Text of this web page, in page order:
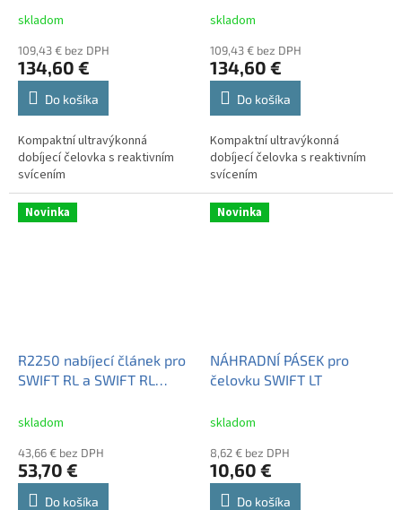
skladom
109,43 € bez DPH
134,60 €
Do košíka
Kompaktní ultravýkonná
dobíjecí čelovka s reaktivním
svícením
skladom
109,43 € bez DPH
134,60 €
Do košíka
Kompaktní ultravýkonná
dobíjecí čelovka s reaktivním
svícením
Novinka
R2250 nabíjecí článek pro
SWIFT RL a SWIFT RL
skladom
43,66 € bez DPH
53,70 €
Do košíka
Novinka
NÁHRADNÍ PÁSEK pro
čelovku SWIFT LT
skladom
8,62 € bez DPH
10,60 €
Do košíka